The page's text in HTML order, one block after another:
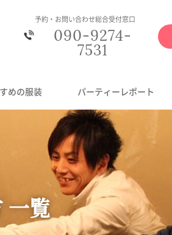
予約・お問い合わせ総合受付窓口
090-9274-
7531
めの服装 パーティーレポート
一覧